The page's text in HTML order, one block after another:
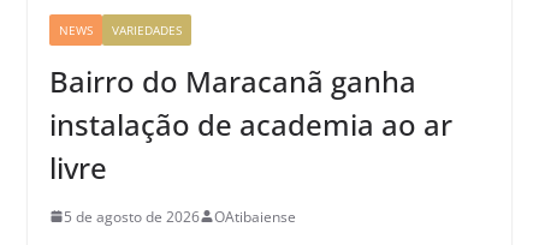
NEWS VARIEDADES
Bairro do Maracanã ganha
instalação de academia ao ar
livre
5 de agosto de 2026 OAtibaiense